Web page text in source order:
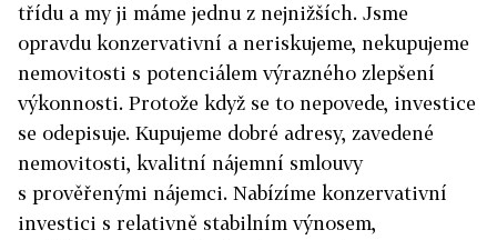
třídu a my ji máme jednu z nejnižších. Jsme
opravdu konzervativní a neriskujeme, nekupujeme
nemovitosti s potenciálem výrazného zlepšení
výkonnosti. Protože když se to nepovede, investice
se odepisuje. Kupujeme dobré adresy, zavedené
nemovitosti, kvalitní nájemní smlouvy
s prověřenými nájemci. Nabízíme konzervativní
investici s relativně stabilním výnosem,